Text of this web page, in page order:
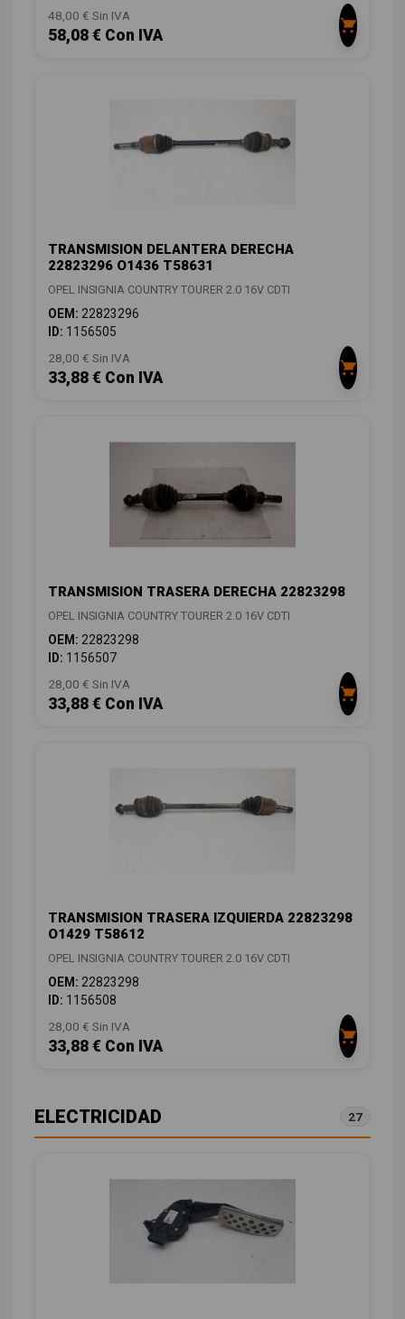
48,00 € Sin IVA
58,08 € Con IVA
TRANSMISION DELANTERA DERECHA
22823296 O1436 T58631
OPEL INSIGNIA COUNTRY TOURER 2.0 16V CDTI
OEM: 22823296
ID: 1156505
28,00 € Sin IVA
33,88 € Con IVA
TRANSMISION TRASERA DERECHA 22823298
OPEL INSIGNIA COUNTRY TOURER 2.0 16V CDTI
OEM: 22823298
ID: 1156507
28,00 € Sin IVA
33,88 € Con IVA
TRANSMISION TRASERA IZQUIERDA 22823298
O1429 T58612
OPEL INSIGNIA COUNTRY TOURER 2.0 16V CDTI
OEM: 22823298
ID: 1156508
28,00 € Sin IVA
33,88 € Con IVA
ELECTRICIDAD 27